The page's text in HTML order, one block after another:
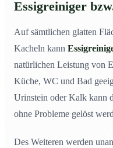
Essigreiniger
Auf sämtlichen glatten
Kacheln kann
natürlichen Leistung von
Küche, WC und Bad
Urinstein oder Kalk kann
ohne Probleme gelöst
Des Weiteren werden